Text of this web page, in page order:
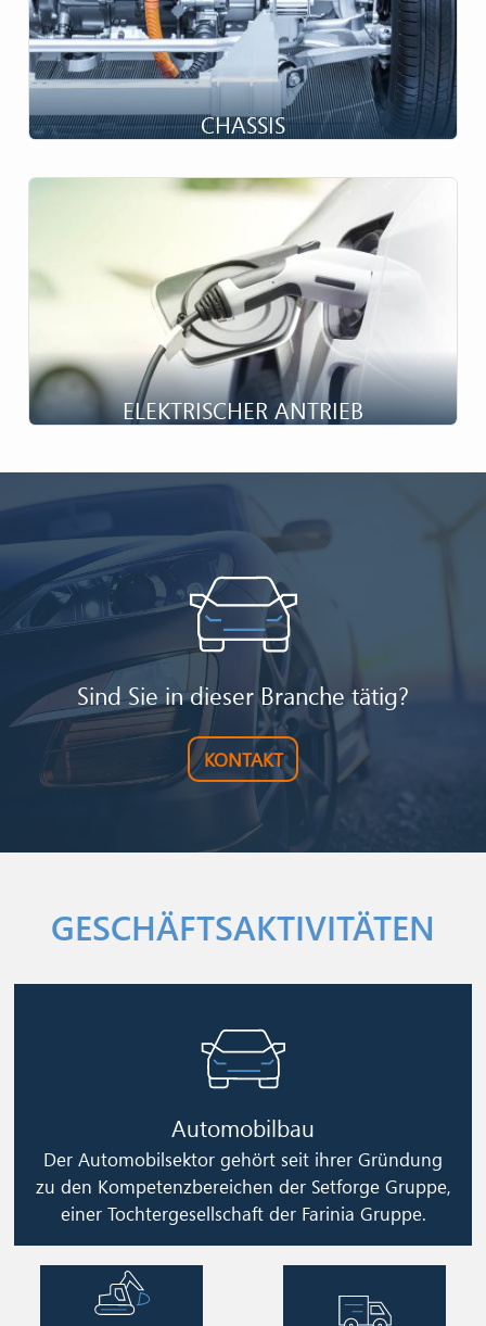
CHASSIS
Gewichtsreduktion ist entscheidend...
ELEKTRISCHER ANTRIEB
Gegenwart und Zukunft...
Image
Sind Sie in dieser Branche tätig?
KONTAKT
GESCHÄFTSAKTIVITÄTEN
Automobilbau
Der Automobilsektor gehört seit ihrer Gründung
zu den Kompetenzbereichen der Setforge Gruppe,
einer Tochtergesellschaft der Farinia Gruppe.
Image
Image